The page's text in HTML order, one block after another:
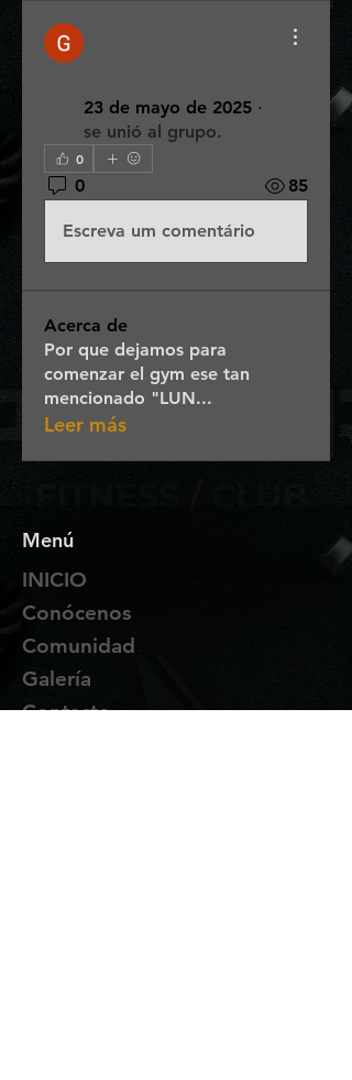
23 de mayo de 2025 ·
se unió al grupo.
0
0 85
Escreva um comentário
Acerca de
Por que dejamos para
comenzar el gym ese tan
mencionado "LUN...
Leer más
Menú
INICIO
Conócenos
Comunidad
Galería
Contacto